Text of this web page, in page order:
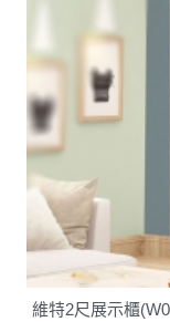
維特2尺展示櫃